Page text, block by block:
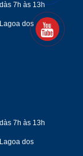
7h às 13h
dos
7h às 13h
dos